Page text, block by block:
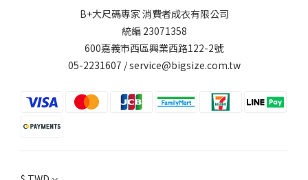
B+大尺碼專家 消費者成衣有限公司
統編 23071358
600嘉義市西區興業西路122-2號
05-2231607 / service@bigsize.com.tw